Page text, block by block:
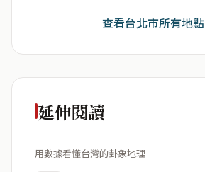
查看台北市所有地點
延伸閱讀
用數據看懂台灣的卦象地理